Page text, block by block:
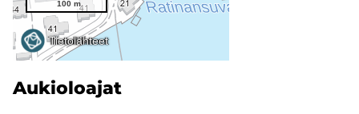
Au­kio­loa­jat